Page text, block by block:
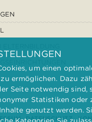
DATENSCHUTZ
um einen
ermöglichen. Dazu
Seite notwendig sind,
Statistiken oder
genutzt werden.